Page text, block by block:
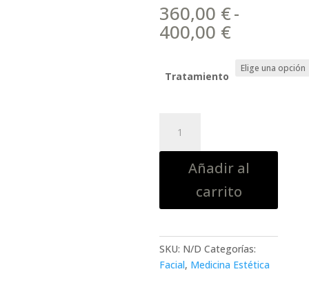
360,00 €-
400,00 €Rango
precios:
desde
Tratamiento
HIALURÓNICO
cantidad
Añadir al
carrito
SKU: N/D Categorías:
Facial, Medicina Estética